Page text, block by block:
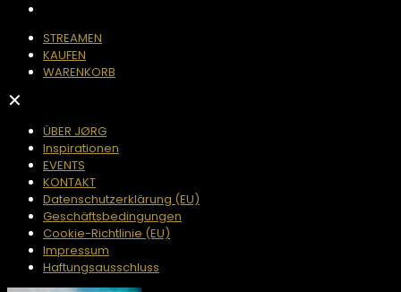
STREAMEN
KAUFEN
WARENKORB
✕
ÜBER JØRG
Inspirationen
EVENTS
KONTAKT
Datenschutzerklärung (EU)
Geschäftsbedingungen
Cookie-Richtlinie (EU)
Impressum
Haftungsausschluss